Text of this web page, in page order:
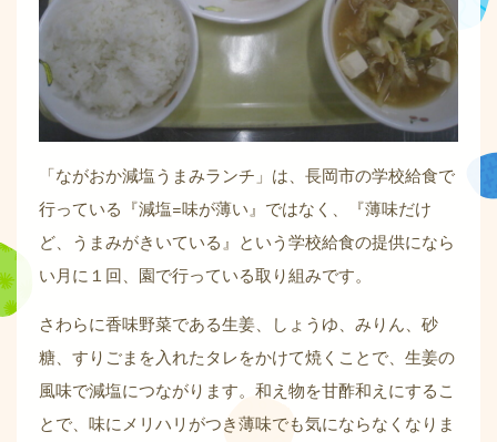
「ながおか減塩うまみランチ」は、長岡市の学校給食で
行っている『減塩=味が薄い』ではなく、『薄味だけ
ど、うまみがきいている』という学校給食の提供になら
い月に１回、園で行っている取り組みです。
さわらに香味野菜である生姜、しょうゆ、みりん、砂
糖、すりごまを入れたタレをかけて焼くことで、生姜の
風味で減塩につながります。和え物を甘酢和えにするこ
とで、味にメリハリがつき薄味でも気にならなくなりま